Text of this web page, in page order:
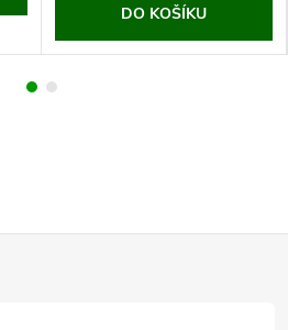
DO KOŠÍKU